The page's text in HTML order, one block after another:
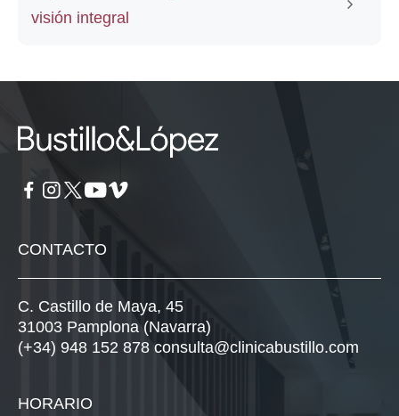
visión integral
CONTACTO
C. Castillo de Maya, 45
31003 Pamplona (Navarra)
(+34) 948 152 878 consulta@clinicabustillo.com
HORARIO